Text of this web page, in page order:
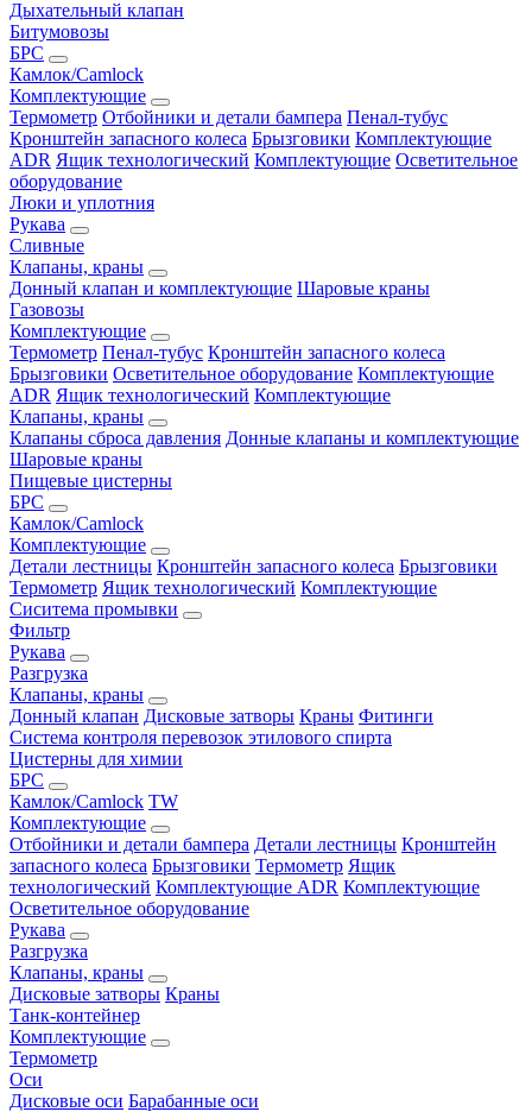
Дыхательный клапан
Битумовозы
БРС
Камлок/Camlock
Комплектующие
Термометр Отбойники и детали бампера Пенал-тубус
Кронштейн запасного колеса Брызговики Комплектующие
ADR Ящик технологический Комплектующие Осветительное
оборудование
Люки и уплотния
Рукава
Сливные
Клапаны, краны
Донный клапан и комплектующие Шаровые краны
Газовозы
Комплектующие
Термометр Пенал-тубус Кронштейн запасного колеса
Брызговики Осветительное оборудование Комплектующие
ADR Ящик технологический Комплектующие
Клапаны, краны
Клапаны сброса давления Донные клапаны и комплектующие
Шаровые краны
Пищевые цистерны
БРС
Камлок/Camlock
Комплектующие
Детали лестницы Кронштейн запасного колеса Брызговики
Термометр Ящик технологический Комплектующие
Сиситема промывки
Фильтр
Рукава
Разгрузка
Клапаны, краны
Донный клапан Дисковые затворы Краны Фитинги
Система контроля перевозок этилового спирта
Цистерны для химии
БРС
Камлок/Camlock TW
Комплектующие
Отбойники и детали бампера Детали лестницы Кронштейн
запасного колеса Брызговики Термометр Ящик
технологический Комплектующие ADR Комплектующие
Осветительное оборудование
Рукава
Разгрузка
Клапаны, краны
Дисковые затворы Краны
Танк-контейнер
Комплектующие
Термометр
Оси
Дисковые оси Барабанные оси